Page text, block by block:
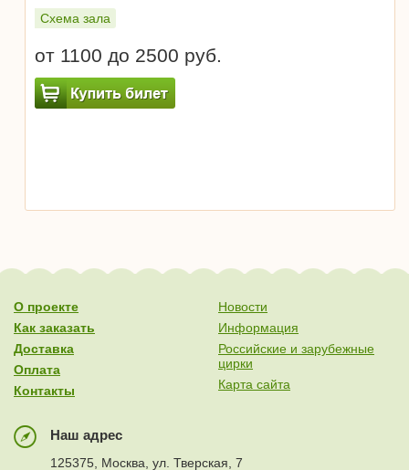
Схема зала
от 1100 до 2500 руб.
О проекте
Как заказать
Доставка
Оплата
Контакты
Новости
Информация
Российские и зарубежные
цирки
Карта сайта
Наш адрес
125375, Москва, ул. Тверская, 7